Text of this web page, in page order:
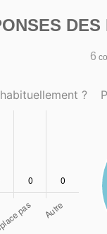
6
?